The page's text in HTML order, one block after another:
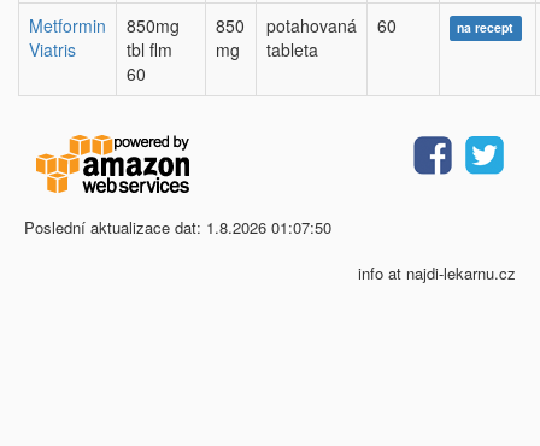
Metformin
Viatris
850mg
tbl flm
60
850
mg
potahovaná
tableta
60 na recept
Poslední aktualizace dat: 1.8.2026 01:07:50
info at najdi-lekarnu.cz